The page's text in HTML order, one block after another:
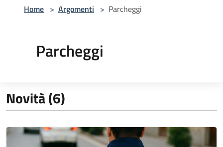
Home > Argomenti > Parcheggi
Parcheggi
Novità (6)